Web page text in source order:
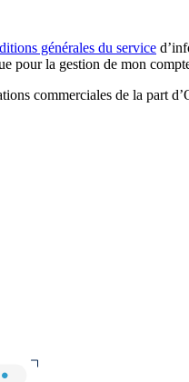
générales du service
pour la gestion de mon
commerciales de la part